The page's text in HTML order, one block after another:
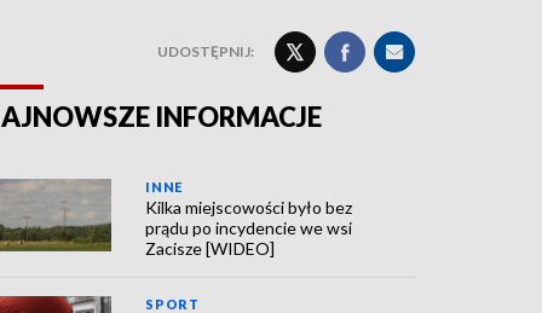
UDOSTĘPNIJ:
INFORMACJE
INNE
Kilka miejscowości było bez
prądu po incydencie we wsi
Zacisze [WIDEO]
SPORT